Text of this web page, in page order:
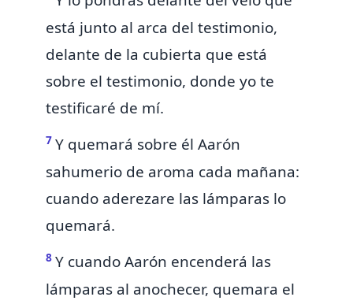
está junto al arca del testimonio,
delante de la cubierta que está
sobre el testimonio, donde yo te
testificaré de mí.
7 Y quemará sobre él Aarón
sahumerio de aroma cada mañana:
cuando aderezare las lámparas lo
quemará.
8 Y cuando Aarón encenderá las
lámparas al anochecer, quemara el